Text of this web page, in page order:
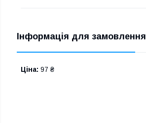
Інформація для замовлення
Ціна: 97 ₴